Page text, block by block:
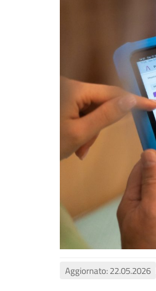
Aggiornato: 22.05.2026